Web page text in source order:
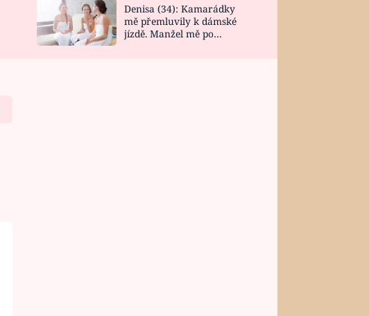
DESIGN
Denisa (34): Kamarádky
mě přemluvily k dámské
jízdě. Manžel mě po